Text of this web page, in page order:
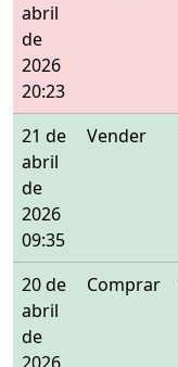
abril
de
2026
20:23
21 de
abril
de
2026
09:35
Vender
20 de
abril
de
Comprar